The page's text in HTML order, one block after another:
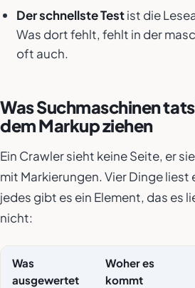
Der schnellste Testist die
Was dort fehlt, fehlt in der
oft auch.
Was Suchmaschinen
dem Markup ziehen
Ein Crawler sieht keine Seite, er
mit Markierungen. Vier Dinge liest
jedes gibt es ein Element, das es
nicht:
Was
ausgewertet
Woher es
kommt